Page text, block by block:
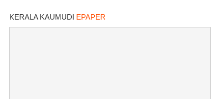
തെളിഞ്ഞത് വൻഗൂഢാലോചന
KERALA KAUMUDI EPAPER